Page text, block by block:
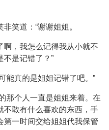
笑道：“谢谢姐姐。
啊，我怎么记得我从小就不
不是记错了？”
能真的是姐姐记错了吧。”
那个人一直是姐姐来着。在
不敢有什么喜欢的东西，手
第一时间交给姐姐代我保管